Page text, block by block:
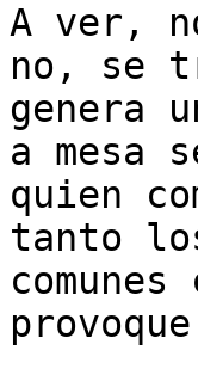
A ver,
no, se
genera
a mesa
quien
tanto